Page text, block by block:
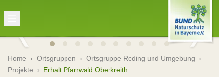
Home › Ortsgruppen › Ortsgruppe Roding und Umgebung ›
Projekte › Erhalt Pfarrwald Oberkreith